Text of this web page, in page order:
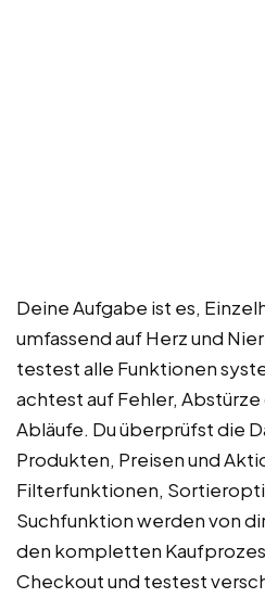
Deine Aufgabe ist es,
umfassend auf Herz und
testest alle Funktionen
achtest auf Fehler,
Abläufe. Du überprüfst die
Produkten, Preisen und
Filterfunktionen,
Suchfunktion werden von
den kompletten
Checkout und testest